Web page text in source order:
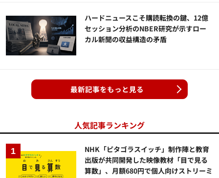
ハードニュースこそ購読転換の鍵、12億
セッション分析のNBER研究が示すロー
カル新聞の収益構造の矛盾
最新記事をもっと見る
人気記事ランキング
NHK「ピタゴラスイッチ」制作陣と教育
出版が共同開発した映像教材「目で見る
算数」、月額680円で個人向けストリーミ